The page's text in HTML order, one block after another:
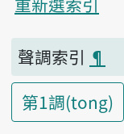
聲調索引 ¶
第1調(tong)